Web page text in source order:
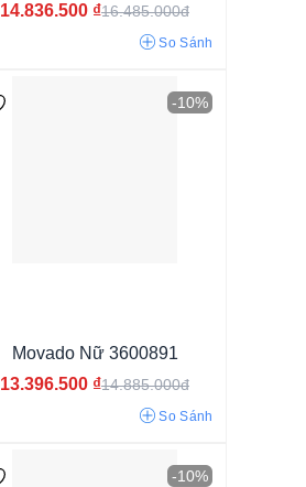
14.836.500 ₫16.485.000đ
So Sánh
-10%
Movado Nữ 3600891
13.396.500 ₫14.885.000đ
So Sánh
-10%